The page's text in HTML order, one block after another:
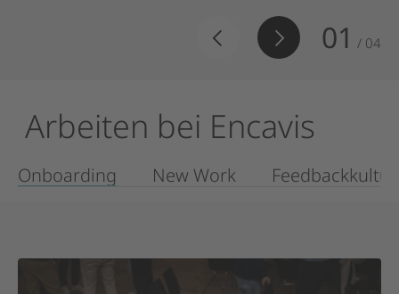
01 / 04
Arbeiten bei Encavis
Onboarding New Work Feedbackkultur